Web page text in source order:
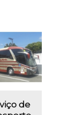
de